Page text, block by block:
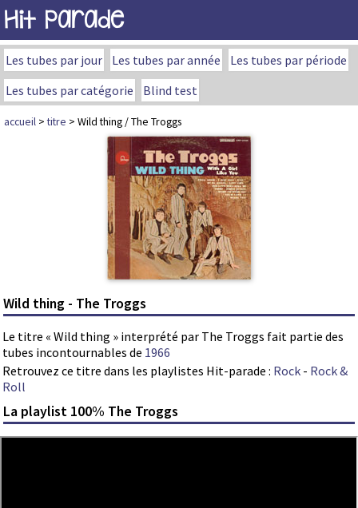
Hit Parade
Les tubes par jour Les tubes par année
Les tubes par période
Les tubes par catégorie
Blind test
accueil >titre > Wild thing / The Troggs
Wild thing - The Troggs
Le titre « Wild thing » interprété par The Troggs fait partie des
tubes incontournables de 1966
Retrouvez ce titre dans les playlistes Hit-parade : Rock - Rock &
Roll
La playlist 100% The Troggs